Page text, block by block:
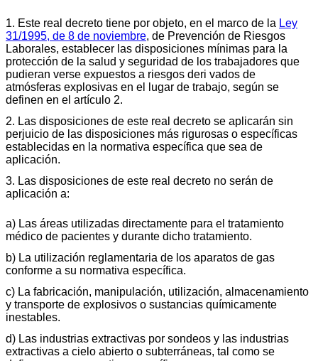
1. Este real decreto tiene por objeto, en el marco de la Ley
31/1995, de 8 de noviembre, de Prevención de Riesgos
Laborales, establecer las disposiciones mínimas para la
protección de la salud y seguridad de los trabajadores que
pudieran verse expuestos a riesgos deri vados de
atmósferas explosivas en el lugar de trabajo, según se
definen en el artículo 2.
2. Las disposiciones de este real decreto se aplicarán sin
perjuicio de las disposiciones más rigurosas o específicas
establecidas en la normativa específica que sea de
aplicación.
3. Las disposiciones de este real decreto no serán de
aplicación a:
a) Las áreas utilizadas directamente para el tratamiento
médico de pacientes y durante dicho tratamiento.
b) La utilización reglamentaria de los aparatos de gas
conforme a su normativa específica.
c) La fabricación, manipulación, utilización, almacenamiento
y transporte de explosivos o sustancias químicamente
inestables.
d) Las industrias extractivas por sondeos y las industrias
extractivas a cielo abierto o subterráneas, tal como se